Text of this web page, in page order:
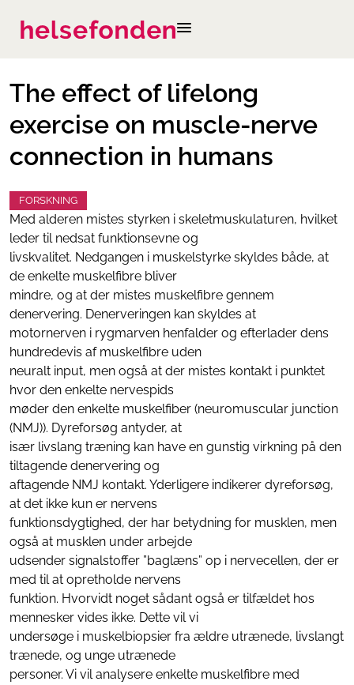
The effect of lifelong
exercise on muscle-nerve
connection in humans
FORSKNING
Med alderen mistes styrken i skeletmuskulaturen, hvilket
leder til nedsat funktionsevne og
livskvalitet. Nedgangen i muskelstyrke skyldes både, at
de enkelte muskelfibre bliver
mindre, og at der mistes muskelfibre gennem
denervering. Denerveringen kan skyldes at
motornerven i rygmarven henfalder og efterlader dens
hundredevis af muskelfibre uden
neuralt input, men også at der mistes kontakt i punktet
hvor den enkelte nervespids
møder den enkelte muskelfiber (neuromuscular junction
(NMJ)). Dyreforsøg antyder, at
især livslang træning kan have en gunstig virkning på den
tiltagende denervering og
aftagende NMJ kontakt. Yderligere indikerer dyreforsøg,
at det ikke kun er nervens
funktionsdygtighed, der har betydning for musklen, men
også at musklen under arbejde
udsender signalstoffer ”baglæns” op i nervecellen, der er
med til at opretholde nervens
funktion. Hvorvidt noget sådant også er tilfældet hos
mennesker vides ikke. Dette vil vi
undersøge i muskelbiopsier fra ældre utrænede, livslangt
trænede, og unge utrænede
personer. Vi vil analysere enkelte muskelfibre med